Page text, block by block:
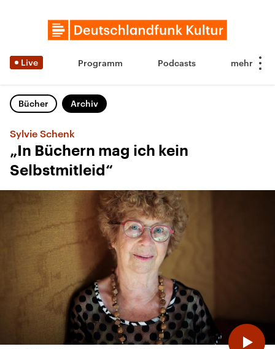
Live Programm Podcasts
Bücher Archiv
Sylvie Schenk
„In Büchern mag ich kein
Selbstmitleid“